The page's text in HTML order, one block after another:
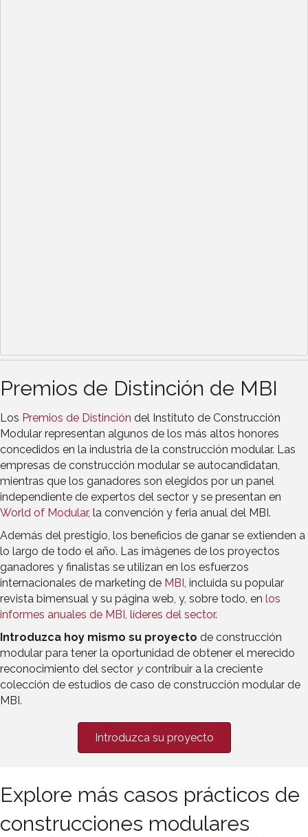
Premios de Distinción de MBI
Los Premios de Distinción del Instituto de Construcción
Modular representan algunos de los más altos honores
concedidos en la industria de la construcción modular. Las
empresas de construcción modular se autocandidatan,
mientras que los ganadores son elegidos por un panel
independiente de expertos del sector y se presentan en
World of Modular, la convención y feria anual del MBI.
Además del prestigio, los beneficios de ganar se extienden a
lo largo de todo el año. Las imágenes de los proyectos
ganadores y finalistas se utilizan en los esfuerzos
internacionales de marketing de MBI, incluida su popular
revista bimensual y su página web, y, sobre todo, en los
informes anuales de MBI, líderes del sector.
Introduzca hoy mismo su proyecto de construcción
modular para tener la oportunidad de obtener el merecido
reconocimiento del sector ycontribuir a la creciente
colección de estudios de caso de construcción modular de
MBI.
Introduzca su proyecto
Explore más casos prácticos de
construcciones modulares